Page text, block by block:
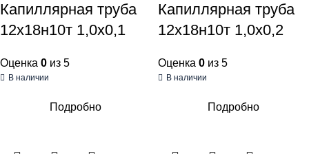
Капиллярная труба
12х18н10т 1,0х0,1
Оценка 0 из 5
В наличии
Подробно
Капиллярная труба
12х18н10т 1,0х0,2
Оценка 0 из 5
В наличии
Подробно